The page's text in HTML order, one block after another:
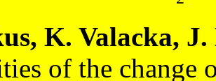
K. Valacka, J.
of the change